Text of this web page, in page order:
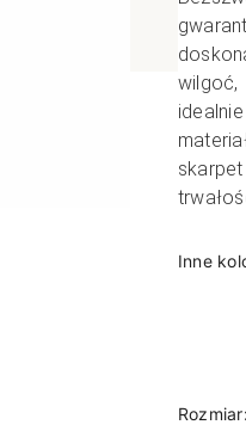
wilgoć,
Inne
Rozmiar: